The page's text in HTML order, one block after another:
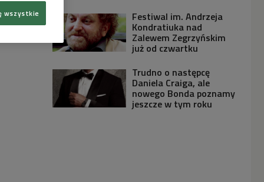
Festiwal im. Andrzeja
Kondratiuka nad
Zalewem Zegrzyńskim
już od czwartku
Trudno o następcę
Daniela Craiga, ale
nowego Bonda poznamy
jeszcze w tym roku
wszystkie